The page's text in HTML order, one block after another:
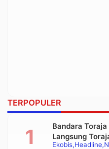
TERPOPULER
Ekobis Headline
Bandara
Langsung